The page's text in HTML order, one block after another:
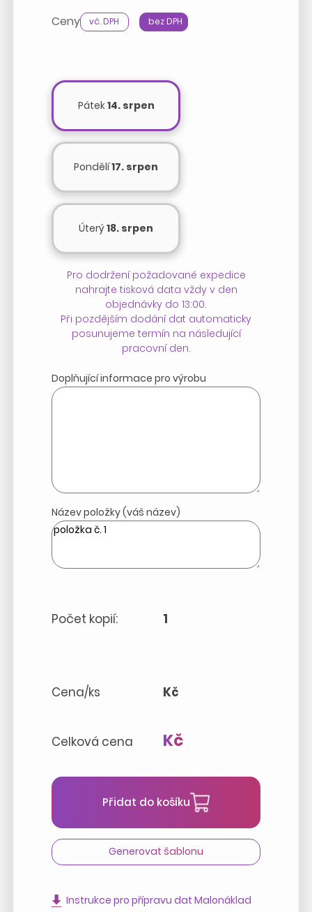
Ceny vč. DPH bez DPH
Pátek14. srpen
Pondělí17. srpen
Úterý18. srpen
Pro dodržení požadované expedice
nahrajte tisková data vždy v den
objednávky do 13:00.
Při pozdějším dodání dat automaticky
posunujeme termín na následující
pracovní den.
Název položky (váš název)
Počet kopií: 1
Cena/ks Kč
Celková cena Kč
Doplňující informace pro výrobu
Přidat do košíku
Generovat šablonu
Instrukce pro přípravu dat Malonáklad